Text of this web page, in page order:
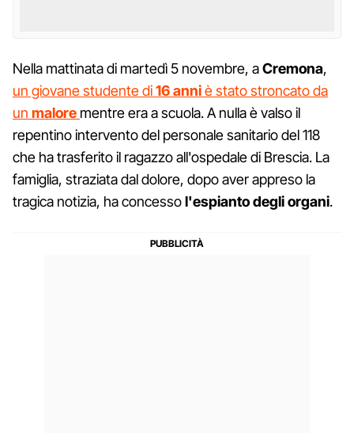
Nella mattinata di martedì 5 novembre, aCremona,
un giovane studente di16 anniè stato stroncato da
un malore mentre era a scuola. A nulla è valso il
repentino intervento del personale sanitario del 118
che ha trasferito il ragazzo all'ospedale di Brescia. La
famiglia, straziata dal dolore, dopo aver appreso la
tragica notizia, ha concessol'espianto degli organi.